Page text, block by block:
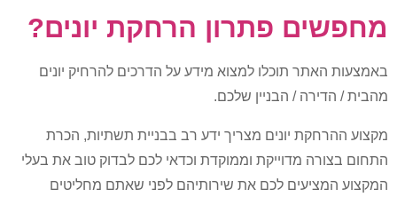
מחפשים פתרון הרחקת יונים?
באמצעות האתר תוכלו למצוא מידע על הדרכים להרחיק יונים
מהבית / הדירה / הבניין שלכם.
מקצוע ההרחקת יונים מצריך ידע רב בבניית תשתיות, הכרת
התחום בצורה מדוייקת וממוקדת וכדאי לכם לבדוק טוב את בעלי
המקצוע המציעים לכם את שירותיהם לפני שאתם מחליטים